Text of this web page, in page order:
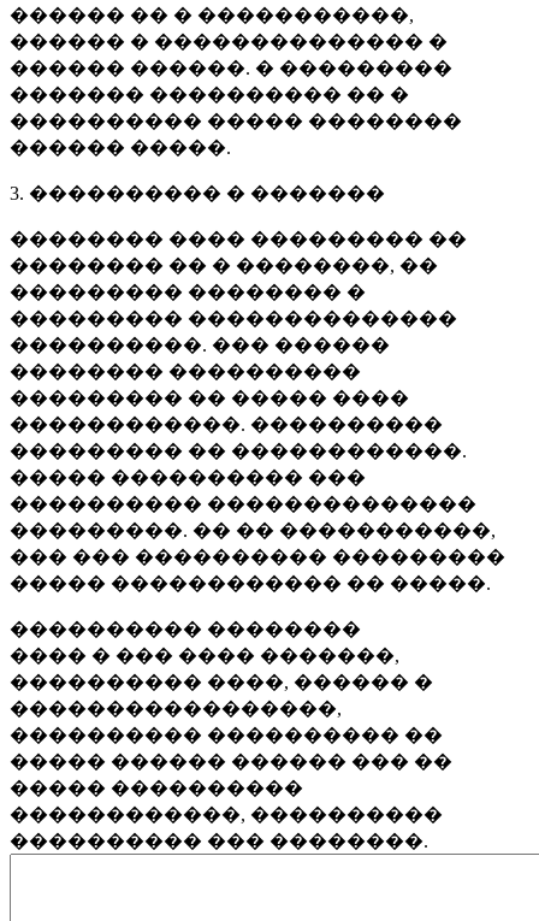
������ �� � �����������,
������ � �������������� �
������ ������. � ���������
������� ���������� �� �
���������� ����� ��������
������ �����.
3. ���������� � �������
�������� ���� ��������� ��
�������� �� � ��������, ��
��������� �������� �
��������� ��������������
����������. ��� ������
�������� ����������
��������� �� ����� ����
������������. ����������
��������� �� ������������.
����� ���������� ���
���������� ��������������
���������. �� �� �����������,
��� ��� ���������� ���������
����� ������������ �� �����.
���������� ��������
���� � ��� ���� �������,
���������� ����, ������ �
�����������������,
���������� ���������� ��
����� ������ ������ ��� ��
����� ����������
������������, ����������
���������� ��� ��������.